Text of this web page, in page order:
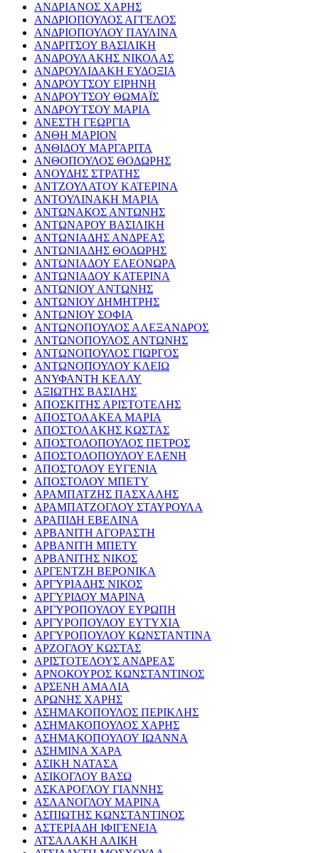
ΑΝΔΡΙΑΝΟΣ ΧΑΡΗΣ
ΑΝΔΡΙΟΠΟΥΛΟΣ ΑΓΓΕΛΟΣ
ΑΝΔΡΙΟΠΟΥΛΟΥ ΠΑΥΛΙΝΑ
ΑΝΔΡΙΤΣΟΥ ΒΑΣΙΛΙΚΗ
ΑΝΔΡΟΥΛΑΚΗΣ ΝΙΚΟΛΑΣ
ΑΝΔΡΟΥΛΙΔΑΚΗ ΕΥΔΟΞΙΑ
ΑΝΔΡΟΥΤΣΟΥ ΕΙΡΗΝΗ
ΑΝΔΡΟΥΤΣΟΥ ΘΩΜΑΪΣ
ΑΝΔΡΟΥΤΣΟΥ ΜΑΡΙΑ
ΑΝΕΣΤΗ ΓΕΩΡΓΙΑ
ΑΝΘΗ ΜΑΡΙΟΝ
ΑΝΘΙΔΟΥ ΜΑΡΓΑΡΙΤΑ
ΑΝΘΟΠΟΥΛΟΣ ΘΟΔΩΡΗΣ
ΑΝΟΥΔΗΣ ΣΤΡΑΤΗΣ
ΑΝΤΖΟΥΛΑΤΟΥ ΚΑΤΕΡΙΝΑ
ΑΝΤΟΥΛΙΝΑΚΗ ΜΑΡΙΑ
ΑΝΤΩΝΑΚΟΣ ΑΝΤΩΝΗΣ
ΑΝΤΩΝΑΡΟΥ ΒΑΣΙΛΙΚΗ
ΑΝΤΩΝΙΑΔΗΣ ΑΝΔΡΕΑΣ
ΑΝΤΩΝΙΑΔΗΣ ΘΟΔΩΡΗΣ
ΑΝΤΩΝΙΑΔΟΥ ΕΛΕΟΝΩΡΑ
ΑΝΤΩΝΙΑΔΟΥ ΚΑΤΕΡΙΝΑ
ΑΝΤΩΝΙΟΥ ΑΝΤΩΝΗΣ
ΑΝΤΩΝΙΟΥ ΔΗΜΗΤΡΗΣ
ΑΝΤΩΝΙΟΥ ΣΟΦΙΑ
ΑΝΤΩΝΟΠΟΥΛΟΣ ΑΛΕΞΑΝΔΡΟΣ
ΑΝΤΩΝΟΠΟΥΛΟΣ ΑΝΤΩΝΗΣ
ΑΝΤΩΝΟΠΟΥΛΟΣ ΓΙΩΡΓΟΣ
ΑΝΤΩΝΟΠΟΥΛΟΥ ΚΛΕΙΩ
ΑΝΥΦΑΝΤΗ ΚΕΛΛΥ
ΑΞΙΩΤΗΣ ΒΑΣΙΛΗΣ
ΑΠΟΣΚΙΤΗΣ ΑΡΙΣΤΟΤΕΛΗΣ
ΑΠΟΣΤΟΛΑΚΕΑ ΜΑΡΙΑ
ΑΠΟΣΤΟΛΑΚΗΣ ΚΩΣΤΑΣ
ΑΠΟΣΤΟΛΟΠΟΥΛΟΣ ΠΕΤΡΟΣ
ΑΠΟΣΤΟΛΟΠΟΥΛΟΥ ΕΛΕΝΗ
ΑΠΟΣΤΟΛΟΥ ΕΥΓΕΝΙΑ
ΑΠΟΣΤΟΛΟΥ ΜΠΕΤΥ
ΑΡΑΜΠΑΤΖΗΣ ΠΑΣΧΑΛΗΣ
ΑΡΑΜΠΑΤΖΟΓΛΟΥ ΣΤΑΥΡΟΥΛΑ
ΑΡΑΠΙΔΗ ΕΒΕΛΙΝΑ
ΑΡΒΑΝΙΤΗ ΑΓΟΡΑΣΤΗ
ΑΡΒΑΝΙΤΗ ΜΠΕΤΥ
ΑΡΒΑΝΙΤΗΣ ΝΙΚΟΣ
ΑΡΓΕΝΤΖΗ ΒΕΡΟΝΙΚΑ
ΑΡΓΥΡΙΑΔΗΣ ΝΙΚΟΣ
ΑΡΓΥΡΙΔΟΥ ΜΑΡΙΝΑ
ΑΡΓΥΡΟΠΟΥΛΟΥ ΕΥΡΩΠΗ
ΑΡΓΥΡΟΠΟΥΛΟΥ ΕΥΤΥΧΙΑ
ΑΡΓΥΡΟΠΟΥΛΟΥ ΚΩΝΣΤΑΝΤΙΝΑ
ΑΡΖΟΓΛΟΥ ΚΩΣΤΑΣ
ΑΡΙΣΤΟΤΕΛΟΥΣ ΑΝΔΡΕΑΣ
ΑΡΝΟΚΟΥΡΟΣ ΚΩΝΣΤΑΝΤΙΝΟΣ
ΑΡΣΕΝΗ ΑΜΑΛΙΑ
ΑΡΩΝΗΣ ΧΑΡΗΣ
ΑΣΗΜΑΚΟΠΟΥΛΟΣ ΠΕΡΙΚΛΗΣ
ΑΣΗΜΑΚΟΠΟΥΛΟΣ ΧΑΡΗΣ
ΑΣΗΜΑΚΟΠΟΥΛΟΥ ΙΩΑΝΝΑ
ΑΣΗΜΙΝΑ ΧΑΡΑ
ΑΣΙΚΗ ΝΑΤΑΣΑ
ΑΣΙΚΟΓΛΟΥ ΒΑΣΩ
ΑΣΚΑΡΟΓΛΟΥ ΓΙΑΝΝΗΣ
ΑΣΛΑΝΟΓΛΟΥ ΜΑΡΙΝΑ
ΑΣΠΙΩΤΗΣ ΚΩΝΣΤΑΝΤΙΝΟΣ
ΑΣΤΕΡΙΑΔΗ ΙΦΙΓΕΝΕΙΑ
ΑΤΣΑΛΑΚΗ ΑΛΙΚΗ